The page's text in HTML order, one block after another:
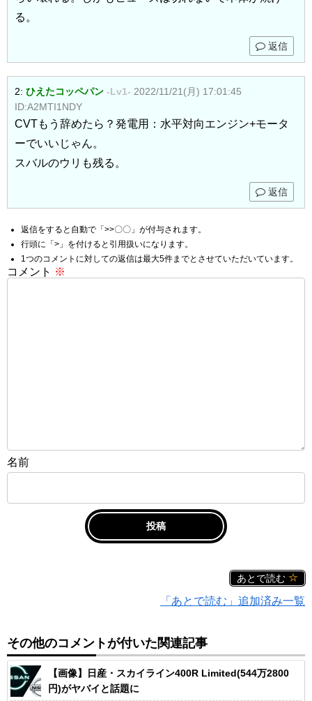
る。
返信
2: ひえたコッペパン -Lv1- 2022/11/21(月) 17:01:45
ID:A2MTI1NDY
CVTもう辞めたら？発電用：水平対向エンジン+モータ
ーでいいじゃん。
スバルのウリも残る。
返信
返信をすると自動で「>>〇〇」が付与されます。
行頭に「>」を付けると引用扱いになります。
1つのコメントに対しての返信は最大5件までとさせていただいています。
コメント ※
名前
あとで読む
「あとで読む」追加済み一覧
その他のコメントが付いた関連記事
【画像】日産・スカイライン400R Limited(544万2800
円)がヤバイと話題に